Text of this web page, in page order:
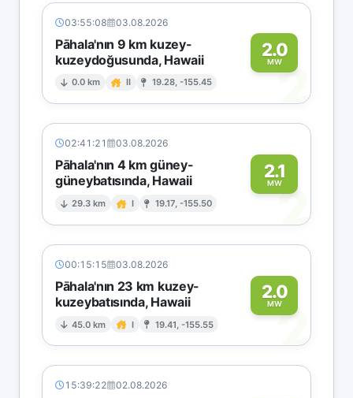
03:55:08 03.08.2026
Pāhala'nın 9 km kuzey-
kuzeydoğusunda, Hawaii
0.0 km II 19.28, -155.45
2.0
MW2
02:41:21 03.08.2026
Pāhala'nın 4 km güney-
güneybatısında, Hawaii
29.3 km I 19.17, -155.50
2.1
MW2
00:15:15 03.08.2026
Pāhala'nın 23 km kuzey-
kuzeybatısında, Hawaii
45.0 km I 19.41, -155.55
2.0
MW2
15:39:22 02.08.2026